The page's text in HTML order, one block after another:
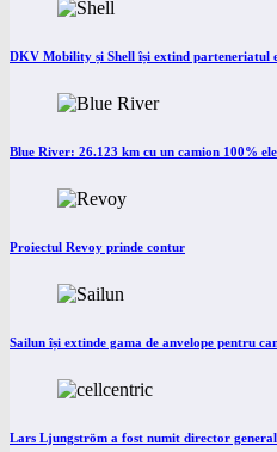
DKV Mobility și Shell își extind parteneriatul
Blue River: 26.123 km cu un camion 100%
Proiectul Revoy prinde contur
Sailun își extinde gama de anvelope pentru
Lars Ljungström a fost numit director